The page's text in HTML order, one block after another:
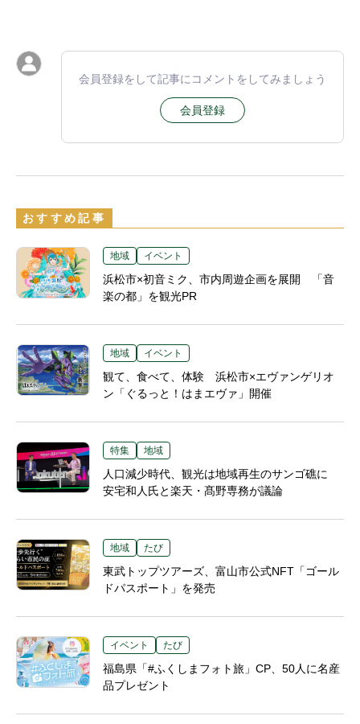
会員登録をして記事にコメントをしてみましょう
会員登録
おすすめ記事
地域 イベント
浜松市×初音ミク、市内周遊企画を展開 「音
楽の都」を観光PR
地域 イベント
観て、食べて、体験 浜松市×エヴァンゲリオ
ン「ぐるっと！はまエヴァ」開催
特集 地域
人口減少時代、観光は地域再生のサンゴ礁に
安宅和人氏と楽天・髙野専務が議論
地域 たび
東武トップツアーズ、富山市公式NFT「ゴール
ドパスポート」を発売
イベント たび
福島県「#ふくしまフォト旅」CP、50人に名産
品プレゼント